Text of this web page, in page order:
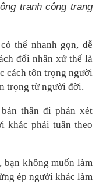
tranh công trạng
thể nhanh gọn, dễ
đối nhân xử thế là
cách tôn trọng người
trọng từ người đời.
thân đi phán xét
khác phải tuân theo
không muốn làm
ép người khác làm